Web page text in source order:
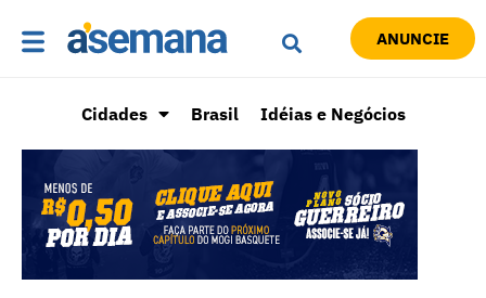
ANUNCIE
Cidades Brasil Idéias e Negócios